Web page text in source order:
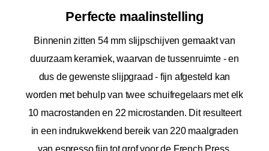
Perfecte maalinstelling
Binnenin zitten 54 mm slijpschijven gemaakt van
duurzaam keramiek, waarvan de tussenruimte - en
dus de gewenste slijpgraad - fijn afgesteld kan
worden met behulp van twee schuifregelaars met elk
10 macrostanden en 22 microstanden. Dit resulteert
in een indrukwekkend bereik van 220 maalgraden